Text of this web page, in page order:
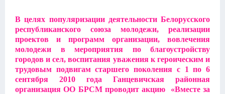
В целях популяризации деятельности Белорусского
республиканского союза молодежи, реализации
проектов и программ организации, вовлечения
молодежи в мероприятия по благоустройству
городов и сел, воспитания уважения к героическим и
трудовым подвигам старшего поколения с 1 по 6
сентября 2010 года Ганцевичская районная
организацияОО БРСМ проводит акцию «Вместе за